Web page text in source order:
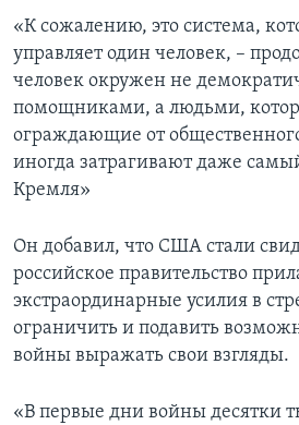
«К сожалению, это система,
управляет один человек, –
человек окружен не
помощниками, а людьми,
ограждающие от
иногда затрагивают даже
Кремля»
Он добавил, что США стали
российское правительство
экстраординарные усилия в
ограничить и подавить
войны выражать свои взгляды.
«В первые дни войны десятки